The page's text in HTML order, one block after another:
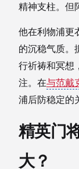
精神支柱。但
他在利物浦更
的沉稳气质。
行祈祷和冥想
注。在与范戴
浦后防稳定的
精英门
大？